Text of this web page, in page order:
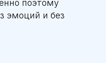
поэтому
эмоций и без